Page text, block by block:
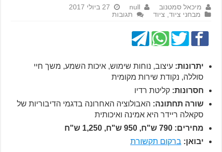
מיכאל סמטנוב null
27 ביולי 2017
מבחני ציוד ציוד תגובות
יתרונות: עיצוב, נוחות שימוש, איכות השמע, משך חיי
סוללה, נקודת שירות מקומית
חסרונות:קליטת רדיו
שורה תחתונה: האבולוציה האחרונה בדגמי הדיבוריות של
סקאלה ריידר היא אמינה ואיכותית
מחירים: 790 ש"ח, 950 ש"ח, 1,250 ש"ח
יבואן: ברקום תקשורת